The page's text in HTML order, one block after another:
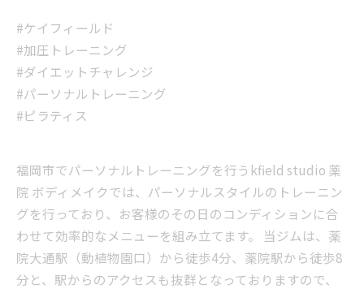
#ケイフィールド
#加圧トレーニング
#ダイエットチャレンジ
#パーソナルトレーニング
#ピラティス
福岡市でパーソナルトレーニングを行うkfield studio 薬
院 ボディメイクでは、パーソナルスタイルのトレーニン
グを行っており、お客様のその日のコンディションに合
わせて効率的なメニューを組み立てます。 当ジムは、薬
院大通駅（動植物園口）から徒歩4分、薬院駅から徒歩8
分と、駅からのアクセスも抜群となっておりますので、